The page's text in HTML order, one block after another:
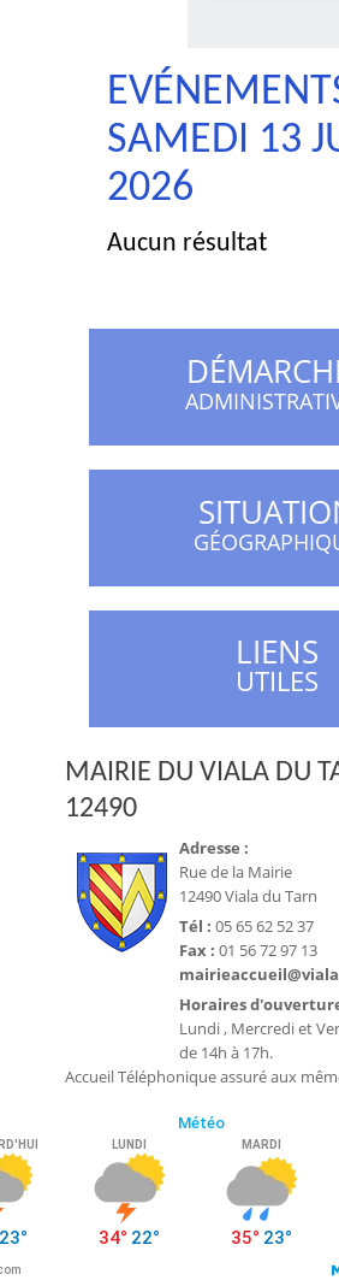
SAMEDI 13
2026
Aucun résultat
LIENS
UTILES
MAIRIE DU VIALA DU
12490
Adresse :
Rue de la Mairie
12490 Viala du Tarn
Tél : 05 65 62 52 37
Fax : 01 56 72 97 13
Horaires
Lundi , Mercredi et
de 14h à 17h.
Accueil Téléphonique assuré aux